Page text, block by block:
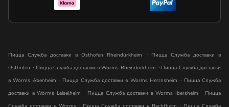
Пицца Служба доставки в Osthofen Rheindürkheim . Пицца Служба доставки в
Osthofen . Пицца Служба доставки в Worms Rheindürkheim . Пицца Служба доставки
в Worms Abenheim . Пицца Служба доставки в Worms Herrnsheim . Пицца Служба
доставки в Worms Leiselheim . Пицца Служба доставки в Worms Ibersheim . Пицца
. .